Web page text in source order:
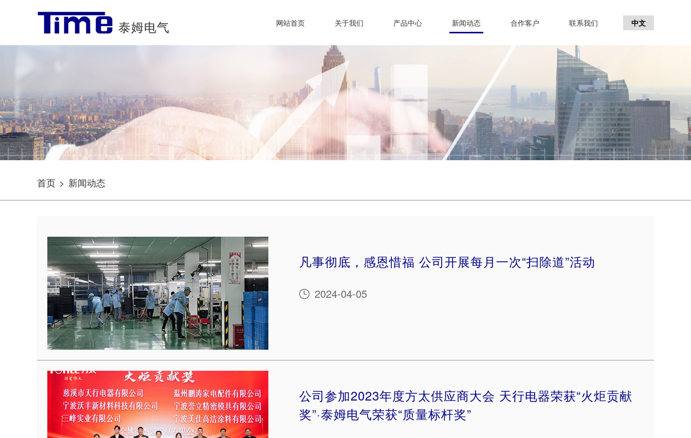
泰姆电气 网站首页 关于我们 产品中心 新闻动态 合作客户 联系我们
首页 > 新闻动态
凡事彻底，感恩惜福 公司开展每月一次“扫除道”活动
 2024-04-05
公司参加2023年度方太供应商大会 天行电器荣获“火炬贡献
奖”·泰姆电气荣获“质量标杆奖”